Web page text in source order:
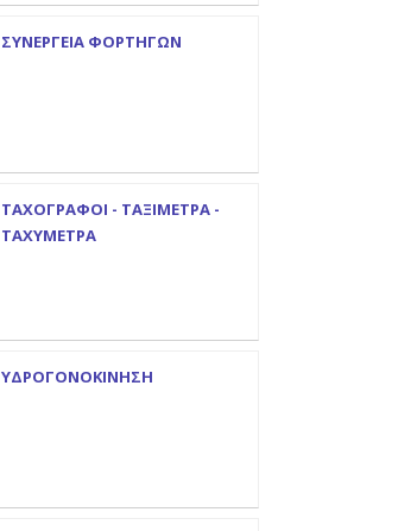
ΣΥΝΕΡΓΕΙΑ ΦΟΡΤΗΓΩΝ
ΤΑΧΟΓΡΑΦΟΙ - ΤΑΞΙΜΕΤΡΑ -
ΤΑΧΥΜΕΤΡΑ
ΥΔΡΟΓΟΝΟΚΙΝΗΣΗ